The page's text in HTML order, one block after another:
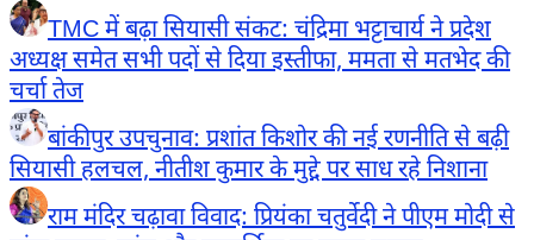
TMC में बढ़ा सियासी संकट: चंद्रिमा भट्टाचार्य ने प्रदेश
अध्यक्ष समेत सभी पदों से दिया इस्तीफा, ममता से मतभेद की
चर्चा तेज
बांकीपुर उपचुनाव: प्रशांत किशोर की नई रणनीति से बढ़ी
सियासी हलचल, नीतीश कुमार के मुद्दे पर साध रहे निशाना
राम मंदिर चढ़ावा विवाद: प्रियंका चतुर्वेदी ने पीएम मोदी से